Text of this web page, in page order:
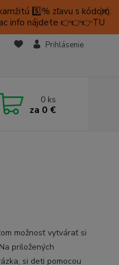
5️⃣% zľavu s kódom:
info nájdete 👉👉👉TU
Prihlásenie
0 ks
za 0 €
možnosť vytvárať si
priložených
si deti pomocou